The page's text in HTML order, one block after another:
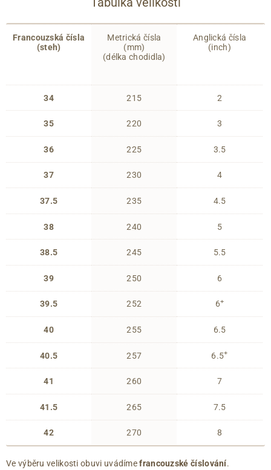
Francouzská čísla
(steh)
34
35
36
37
37.5
38
38.5
39
39.5
40
40.5
41
41.5
42
Metrická čísla
(mm)
(délka chodidla)
215
220
225
230
235
240
245
250
252
255
257
260
265
270
Anglická čísla
(inch)
2
3
3.5
4
4.5
5
5.5
6
6+
6.5
6.5+
7
7.5
8
Ve výběru velikosti obuvi uvádímefrancouzské číslování.